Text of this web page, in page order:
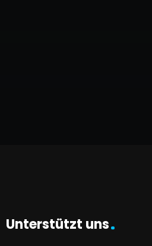
Unterstützt uns